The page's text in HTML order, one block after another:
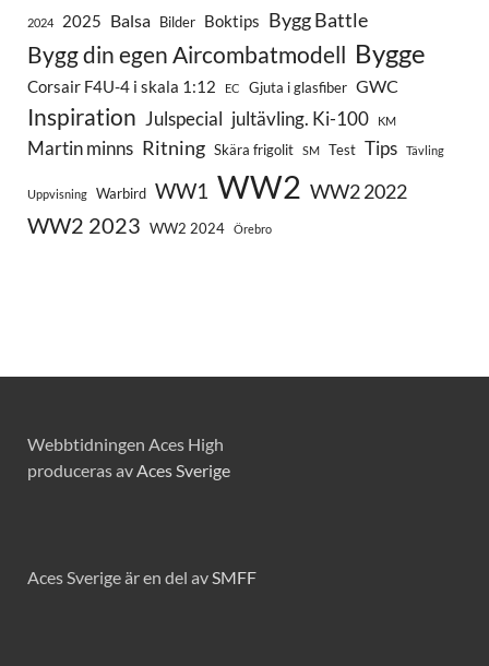
2024 2025 Balsa Bilder Boktips Bygg Battle
Bygg din egen Aircombatmodell Bygge
Corsair F4U-4 i skala 1:12 EC Gjuta i glasfiber GWC
Inspiration Julspecial jultävling. Ki-100 KM
Martin minns Ritning Skära frigolit SM Test Tips Tävling
Uppvisning Warbird WW1 WW2 WW2 2022
WW2 2023 WW2 2024 Örebro
Webbtidningen Aces High
produceras avAces Sverige
Aces Sverige är en del avSMFF